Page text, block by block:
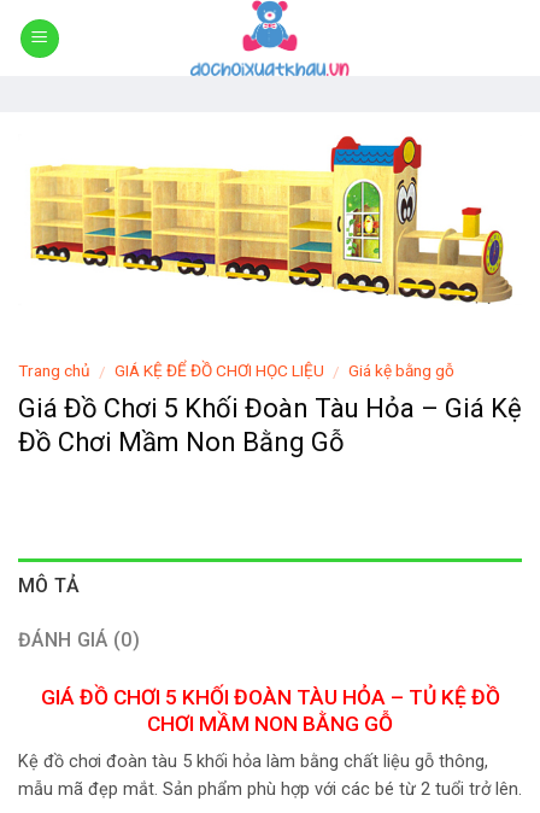
Skip
Trang chủ / GIÁ KỆ ĐỂ ĐỒ CHƠI HỌC LIỆU / Giá kệ bằng gỗ
Giá Đồ Chơi 5 Khối Đoàn Tàu Hỏa – Giá Kệ
Đồ Chơi Mầm Non Bằng Gỗ
MÔ TẢ
ĐÁNH GIÁ (0)
GIÁ ĐỒ CHƠI 5 KHỐI ĐOÀN TÀU HỎA – TỦ KỆ ĐỒ
CHƠI MẦM NON BẰNG GỖ
Kệ đồ chơi đoàn tàu 5 khối hỏa làm bằng chất liệu gỗ thông,
mẫu mã đẹp mắt. Sản phẩm phù hợp với các bé từ 2 tuổi trở lên.